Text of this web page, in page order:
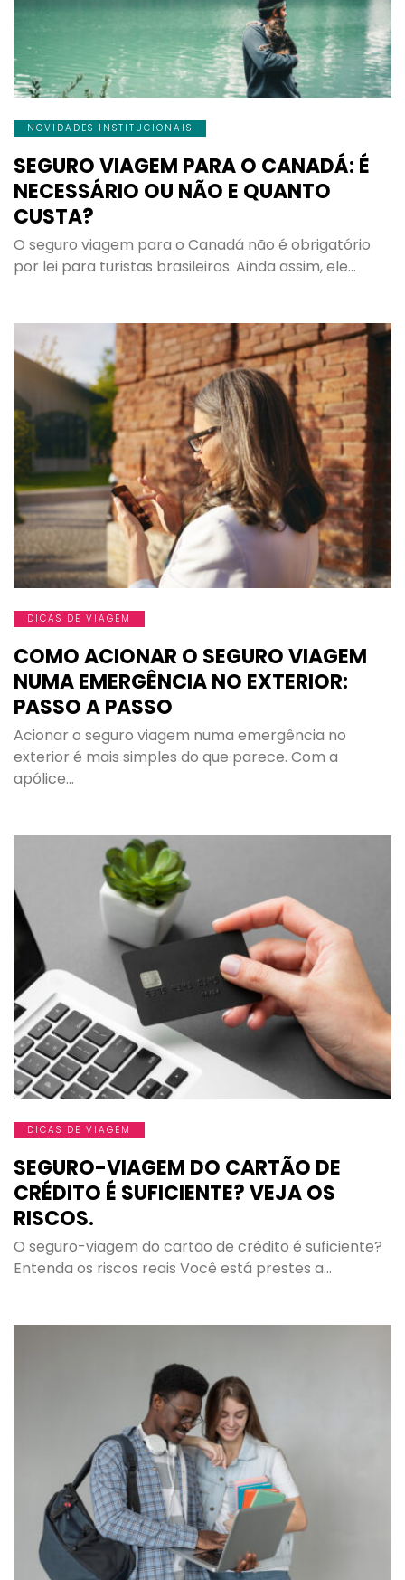
NOVIDADES INSTITUCIONAIS
SEGURO VIAGEM PARA O CANADÁ: É
NECESSÁRIO OU NÃO E QUANTO
CUSTA?
O seguro viagem para o Canadá não é obrigatório
por lei para turistas brasileiros. Ainda assim, ele…
DICAS DE VIAGEM
COMO ACIONAR O SEGURO VIAGEM
NUMA EMERGÊNCIA NO EXTERIOR:
PASSO A PASSO
Acionar o seguro viagem numa emergência no
exterior é mais simples do que parece. Com a
apólice…
DICAS DE VIAGEM
SEGURO-VIAGEM DO CARTÃO DE
CRÉDITO É SUFICIENTE? VEJA OS
RISCOS.
O seguro-viagem do cartão de crédito é suficiente?
Entenda os riscos reais Você está prestes a…